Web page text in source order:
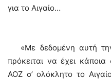
για το Αιγαίο…
«Με δεδομένη αυτή
πρόκειται να έχει
ΑΟΖ σ’ ολόκλητο το